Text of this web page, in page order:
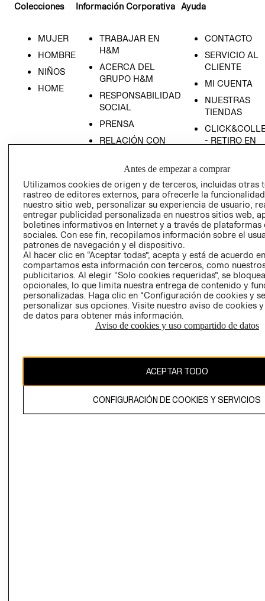
Colecciones
MUJER
HOMBRE
NIÑOS
HOME
Información Corporativa
TRABAJAR EN
H&M
ACERCA DEL
GRUPO H&M
RESPONSABILIDAD
SOCIAL
PRENSA
RELACIÓN CON
POLÍTICA
EMPRESARIAL
Ayuda
CONTACTO
SERVICIO AL
CLIENTE
MI CUENTA
NUESTRAS
TIENDAS
- RETIRO EN
TÉRMINOS Y
CONDICIONES
AVISO DE
PRIVACIDAD
GIFT CARD
COOKIES
CAMBIAR REGIÓN
Antes de empezar a comprar
Utilizamos cookies de origen y de terceros, incluidas otras
rastreo de editores externos, para ofrecerle la
nuestro sitio web, personalizar su experiencia de usuario,
entregar publicidad personalizada en nuestros sitios web,
boletines informativos en Internet y a través de plataformas
sociales. Con ese fin, recopilamos información sobre el
patrones de navegación y el dispositivo.
Al hacer clic en “Aceptar todas”, acepta y está de acuerdo
compartamos esta información con terceros, como
publicitarios. Al elegir “Solo cookies requeridas”, se
opcionales, lo que limita nuestra entrega de contenido y
personalizadas. Haga clic en “Configuración de cookies y
personalizar sus opciones. Visite nuestro aviso de cookies
de datos para obtener más información.
Aviso de cookies y uso compartido de datos
ACEPTAR TODO
CONFIGURACIÓN DE COOKIES Y SERVICIOS